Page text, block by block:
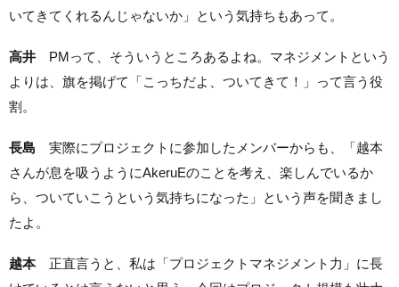
いてきてくれるんじゃないか」という気持ちもあって。
高井 PMって、そういうところあるよね。マネジメントという
よりは、旗を掲げて「こっちだよ、ついてきて！」って言う役
割。
長島 実際にプロジェクトに参加したメンバーからも、「越本
さんが息を吸うようにAkeruEのことを考え、楽しんでいるか
ら、ついていこうという気持ちになった」という声を聞きまし
たよ。
越本正直言うと、私は「プロジェクトマネジメント力」に長